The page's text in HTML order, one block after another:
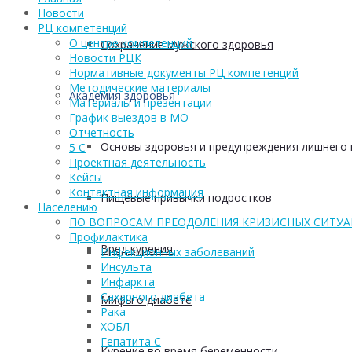
Сохранение мужского здоровья
Академия здоровья
Основы здоровья и предупреждения лишнего
Пищевые привычки подростков
Вред курения
Мифы о диабете
Новости
РЦ компетенций
О центре компетенций
Новости РЦК
Нормативные документы РЦ компетенций
Методические материалы
Материалы и презентации
График выездов в МО
Отчетность
5 С
Проектная деятельность
Кейсы
Контактная информация
Населению
ПО ВОПРОСАМ ПРЕОДОЛЕНИЯ КРИЗИСНЫХ
Профилактика
Инфекционных заболеваний
Инсульта
Инфаркта
Сахарного диабета
Рака
ХОБЛ
Гепатита С